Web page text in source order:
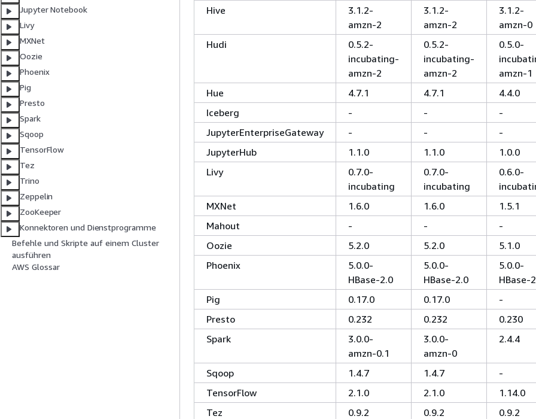
Jupyter Notebook
Livy
MXNet
Oozie
Phoenix
Pig
Presto
Spark
Sqoop
TensorFlow
Tez
Trino
Zeppelin
ZooKeeper
Konnektoren und Dienstprogramme
Befehle und Skripte auf einem Cluster
ausführen
AWS Glossar
Hive
3.1.2-
amzn-2
3.1.2-
amzn-2
3.1.2-
amzn-0
Hudi
0.5.2-
incubating-
amzn-2
0.5.2-
incubating-
amzn-2
0.5.0-
amzn-1
Hue
4.7.1 4.7.1 4.4.0
Iceberg
- - -
JupyterEnterpriseGateway
- - -
JupyterHub
1.1.0 1.1.0 1.0.0
Livy
0.7.0-
incubating
0.7.0-
incubating
0.6.0-
MXNet
1.6.0 1.6.0 1.5.1
Mahout
- - -
Oozie
5.2.0 5.2.0 5.1.0
Phoenix
5.0.0-
HBase-2.0
5.0.0-
HBase-2.0
5.0.0-
HBase-
Pig
0.17.0 0.17.0 -
Presto
0.232 0.232 0.230
Spark
3.0.0-
amzn-0.1
3.0.0-
amzn-0
2.4.4
Sqoop 1.4.7 1.4.7 -
TensorFlow
2.1.0 2.1.0 1.14.0
Tez
0.9.2 0.9.2 0.9.2